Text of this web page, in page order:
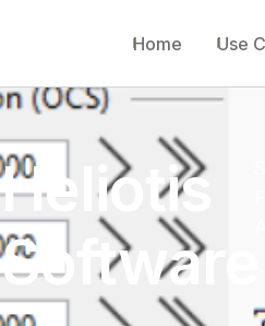
Home Use
Heliotis
Software